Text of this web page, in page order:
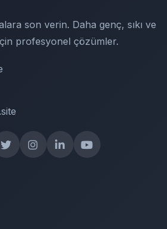
son verin. Daha genç, sıkı ve
profesyonel çözümler.